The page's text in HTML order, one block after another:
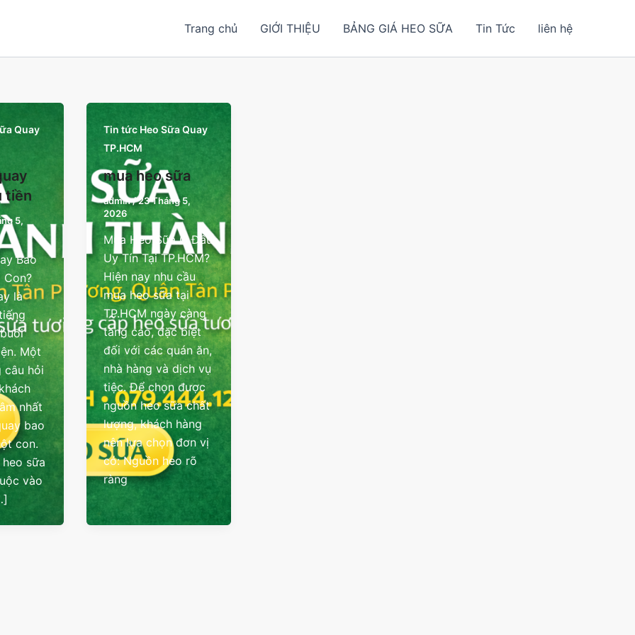
Trang chủ GIỚI THIỆU BẢNG GIÁ HEO SỮA Tin Tức liên hệ
Quay
tiền
5,
Bao
Con?
là
Một
câu hỏi
nhất
bao
con.
sữa
vào
Tin tức Heo Sữa Quay
TP.HCM
mua heo sữa
admin/23 Tháng 5,
2026
Mua Heo Sữa Ở Đâu
Uy Tín Tại TP.HCM?
Hiện nay nhu cầu
mua heo sữa tại
TP.HCM ngày càng
tăng cao, đặc biệt
đối với các quán ăn,
nhà hàng và dịch vụ
tiệc. Để chọn được
nguồn heo sữa chất
lượng, khách hàng
nên lựa chọn đơn vị
có: Nguồn heo rõ
ràng